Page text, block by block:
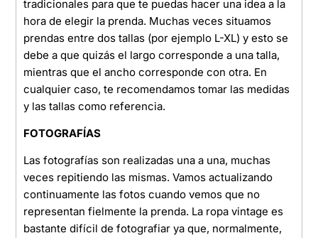
tradicionales para que te puedas hacer una idea a la
hora de elegir la prenda. Muchas veces situamos
prendas entre dos tallas (por ejemplo L-XL) y esto se
debe a que quizás el largo corresponde a una talla,
mientras que el ancho corresponde con otra. En
cualquier caso, te recomendamos tomar las medidas
y las tallas como referencia.
FOTOGRAFÍAS
Las fotografías son realizadas una a una, muchas
veces repitiendo las mismas. Vamos actualizando
continuamente las fotos cuando vemos que no
representan fielmente la prenda. La ropa vintage es
bastante difícil de fotografiar ya que, normalmente,